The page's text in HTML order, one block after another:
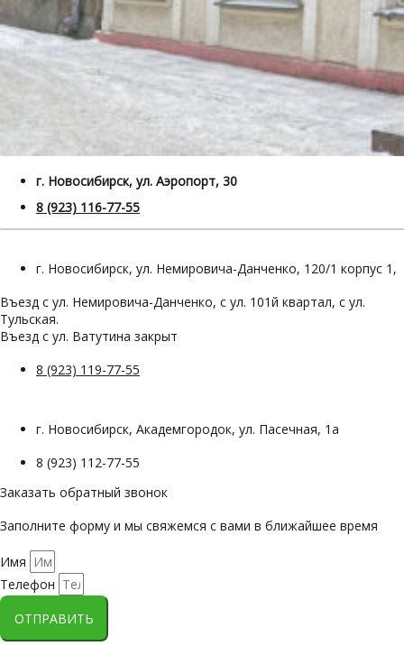
г. Новосибирск, ул. Аэропорт, 30
8 (923) 116-77-55
г. Новосибирск, ул. Немировича-Данченко, 120/1 корпус 1,
Въезд с ул. Немировича-Данченко, с ул. 101й квартал, с ул.
Тульская.
Въезд с ул. Ватутина закрыт
8 (923) 119-77-55
г. Новосибирск, Академгородок, ул. Пасечная, 1а
8 (923) 112-77-55
Заказать обратный звонок
Заполните форму и мы свяжемся с вами в ближайшее время
Имя
Телефон
ОТПРАВИТЬ